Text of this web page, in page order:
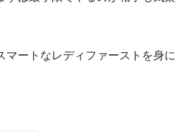
マートなレディファーストを身に